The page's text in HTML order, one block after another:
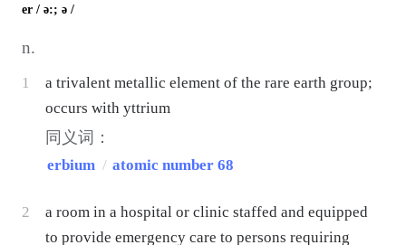
er / ə:; ə /
n.
1
a trivalent metallic element of the rare earth group;
occurs with yttrium
同义词：
erbium / atomic number 68
2
a room in a hospital or clinic staffed and equipped
to provide emergency care to persons requiring